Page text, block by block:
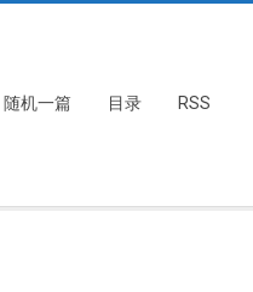
随机一篇 目录 RSS